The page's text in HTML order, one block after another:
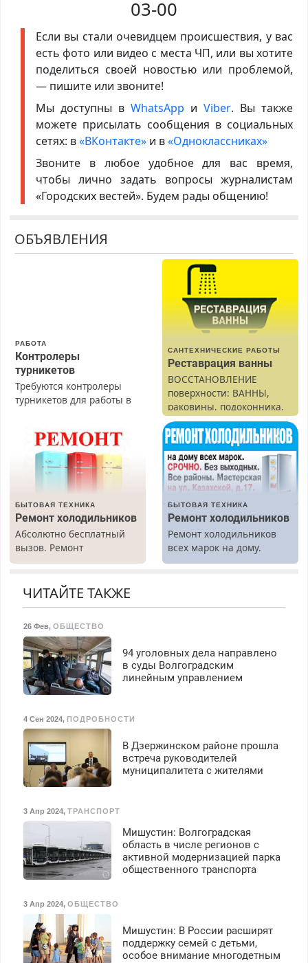
03-00
Если вы стали очевидцем происшествия, у вас
есть фото или видео с места ЧП, или вы хотите
поделиться своей новостью или проблемой,
— пишите или звоните!
Мы доступны в WhatsApp иViber. Вы также
можете присылать сообщения в социальных
сетях: в«ВКонтакте»и в«Одноклассниках»
Звоните в любое удобное для вас время,
чтобы лично задать вопросы журналистам
«Городских вестей». Будем рады общению!
ОБЪЯВЛЕНИЯ
РАБОТА
Контролеры
турникетов
Требуются контролеры
турникетов для работы в
Прием по ТК РФ. График
работы любой.
Бесплатное проживание.
З/п – до 96000 рублей до
Ежемесячно
выплачивается денежная
премия. Возможно
бесплатное обучение,
получение документов,
транспортной
безопасности с з/п до
САНТЕХНИЧЕСКИЕ РАБОТЫ
Реставрация ванны
ВОССТАНОВЛЕНИЕ
поверхности: ВАННЫ,
раковины, подоконника.
От скола до полной
реставрации. 100%
результат.
БЫТОВАЯ ТЕХНИКА
Ремонт холодильников
Абсолютно бесплатный
вызов. Ремонт
холодильников всех
гарантией. Все р-ны.
40%. Мастер со стажем.
БЫТОВАЯ ТЕХНИКА
Ремонт холодильников
Ремонт холодильников
всех марок на дому.
ЧИТАЙТЕ ТАКЖЕ
26 Фев, ОБЩЕСТВО
94 уголовных дела направлено
в суды Волгоградским
линейным управлением
4 Сен 2024, ПОДРОБНОСТИ
В Дзержинском районе прошла
встреча руководителей
муниципалитета с жителями
3 Апр 2024, ТРАНСПОРТ
Мишустин: Волгоградская
область в числе регионов с
активной модернизацией парка
общественного транспорта
3 Апр 2024, ОБЩЕСТВО
Мишустин: В России расширят
поддержку семей с детьми,
особое внимание многодетным